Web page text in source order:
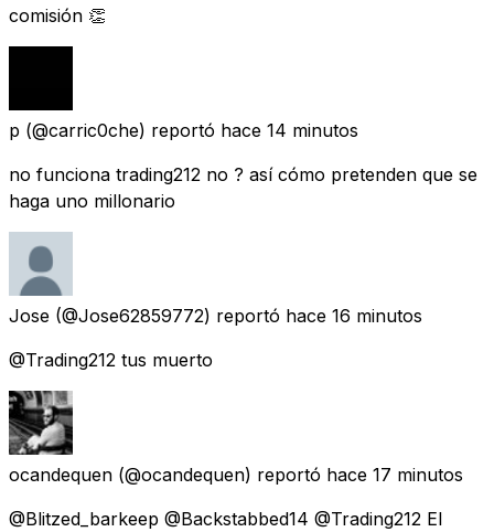
comisión 👏
p (@carric0che) reportó hace 14 minutos
no funciona trading212 no ? así cómo pretenden que se
haga uno millonario
Jose (@Jose62859772) reportó hace 16 minutos
@Trading212 tus muerto
ocandequen (@ocandequen) reportó hace 17 minutos
@Blitzed_barkeep @Backstabbed14 @Trading212 El